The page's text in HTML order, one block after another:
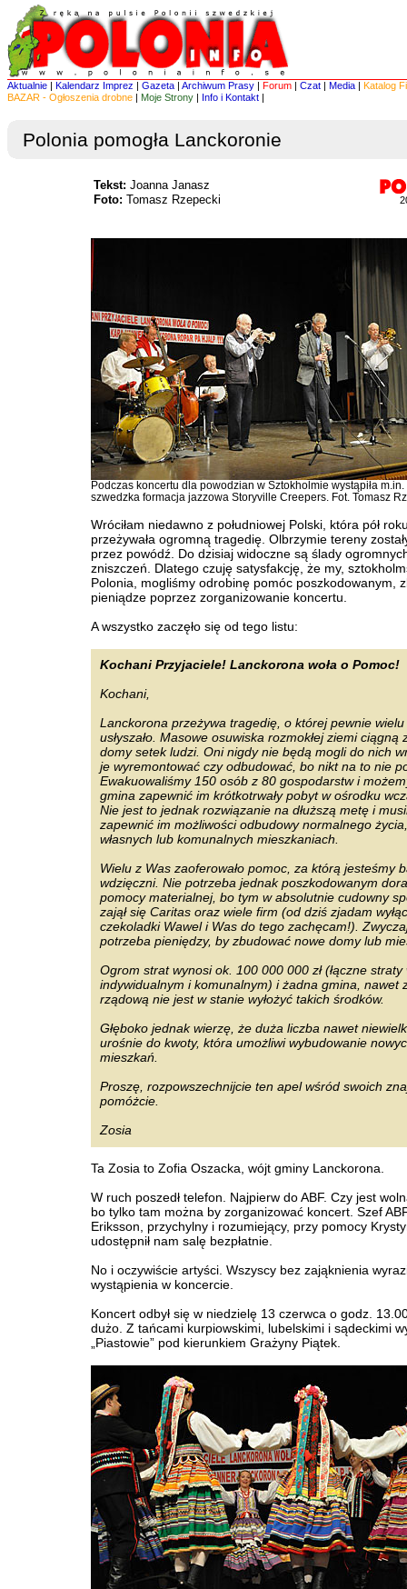
Aktualnie | Kalendarz Imprez | Gazeta | Archiwum Prasy | Forum | Czat | Media | Katalog
BAZAR - Ogłoszenia drobne | Moje Strony | Info i Kontakt |
Polonia pomogła Lanckoronie
Tekst: Joanna Janasz
Foto: Tomasz Rzepecki
Podczas koncertu dla powodzian w Sztokholmie wystąpiła
szwedzka formacja jazzowa Storyville Creepers. Fot. Tomasz
Wróciłam niedawno z południowej Polski, która pół
przeżywała ogromną tragedię. Olbrzymie tereny
przez powódź. Do dzisiaj widoczne są ślady
zniszczeń. Dlatego czuję satysfakcję, że my,
Polonia, mogliśmy odrobinę pomóc poszkodowanym,
pieniądze poprzez zorganizowanie koncertu.
A wszystko zaczęło się od tego listu:
Kochani Przyjaciele! Lanckorona woła o Pomoc!
Kochani,
Lanckorona przeżywa tragedię, o której pewnie wielu
usłyszało. Masowe osuwiska rozmokłej ziemi ciągną
domy setek ludzi. Oni nigdy nie będą mogli do nich
je wyremontować czy odbudować, bo nikt na to nie
Ewakuowaliśmy 150 osób z 80 gospodarstw i
gmina zapewnić im krótkotrwały pobyt w ośrodku
Nie jest to jednak rozwiązanie na dłuższą metę i
zapewnić im możliwości odbudowy normalnego
własnych lub komunalnych mieszkaniach.
Wielu z Was zaoferowało pomoc, za którą jesteśmy
wdzięczni. Nie potrzeba jednak poszkodowanym
pomocy materialnej, bo tym w absolutnie cudowny
zajął się Caritas oraz wiele firm (od dziś zjadam
czekoladki Wawel i Was do tego zachęcam!).
potrzeba pieniędzy, by zbudować nowe domy lub
Ogrom strat wynosi ok. 100 000 000 zł (łączne straty
indywidualnym i komunalnym) i żadna gmina, nawet
rządową nie jest w stanie wyłożyć takich środków.
Głęboko jednak wierzę, że duża liczba nawet
urośnie do kwoty, która umożliwi wybudowanie
mieszkań.
Proszę, rozpowszechnijcie ten apel wśród swoich
pomóżcie.
Zosia
Ta Zosia to Zofia Oszacka, wójt gminy Lanckorona.
W ruch poszedł telefon. Najpierw do ABF. Czy jest
bo tylko tam można by zorganizować koncert. Szef
Eriksson, przychylny i rozumiejący, przy pomocy
udostępnił nam salę bezpłatnie.
No i oczywiście artyści. Wszyscy bez zająknienia
wystąpienia w koncercie.
Koncert odbył się w niedzielę 13 czerwca o godz.
dużo. Z tańcami kurpiowskimi, lubelskimi i sądeckimi
„Piastowie” pod kierunkiem Grażyny Piątek.